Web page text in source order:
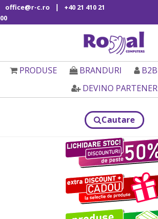
office@r-c.ro |
+40 21 410 21
00
PRODUSE BRANDURI B2B
DEVINO PARTENER
Cautare